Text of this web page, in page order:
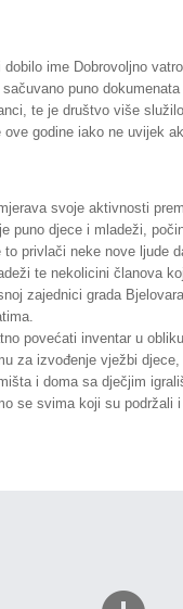
ime Dobrovoljno
puno
te je društvo više
godine iako ne uvijek
svoje aktivnosti
puno djece i mladeži,
privlači neke nove ljude
te nekolicini članova
zajednici grada
povećati inventar u
za izvođenje vježbi
i doma sa dječjim
se svima koji su